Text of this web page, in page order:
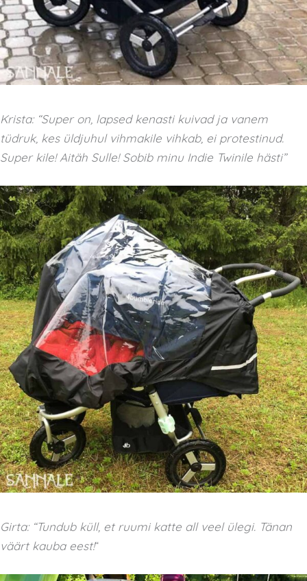
Krista: “Super on, lapsed kenasti kuivad ja vanem
tüdruk, kes üldjuhul vihmakile vihkab, ei protestinud.
Super kile! Aitäh Sulle! Sobib minu Indie Twinile hästi”
Girta: “Tundub küll, et ruumi katte all veel ülegi. Tänan
väärt kauba eest!“